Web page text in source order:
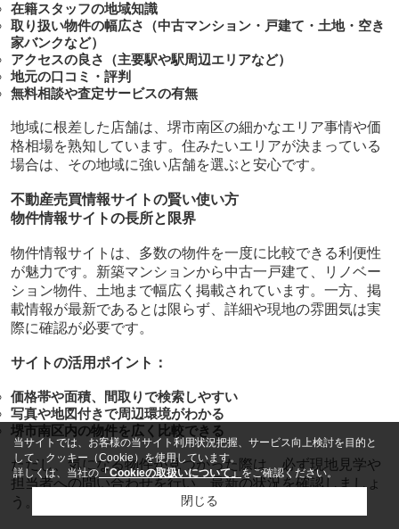
在籍スタッフの地域知識
取り扱い物件の幅広さ（中古マンション・戸建て・土地・空き
家バンクなど）
アクセスの良さ（主要駅や駅周辺エリアなど）
地元の口コミ・評判
無料相談や査定サービスの有無
地域に根差した店舗は、堺市南区の細かなエリア事情や価
格相場を熟知しています。住みたいエリアが決まっている
場合は、その地域に強い店舗を選ぶと安心です。
不動産売買情報サイトの賢い使い方
物件情報サイトの長所と限界
物件情報サイトは、多数の物件を一度に比較できる利便性
が魅力です。新築マンションから中古一戸建て、リノベー
ション物件、土地まで幅広く掲載されています。一方、掲
載情報が最新であるとは限らず、詳細や現地の雰囲気は実
際に確認が必要です。
サイトの活用ポイント：
価格帯や面積、間取りで検索しやすい
写真や地図付きで周辺環境がわかる
堺市南区内の物件を広く比較できる
ただし、気になる物件が見つかった際は、必ず現地見学や
担当者への問い合わせを行い、最新の状況を確認しましょ
う。
当サイトでは、お客様の当サイト利用状況把握、サービス向上検討を目的と
して、クッキー（Cookie）を使用しています。
詳しくは、当社の「Cookieの取扱いについて」をご確認ください。
閉じる